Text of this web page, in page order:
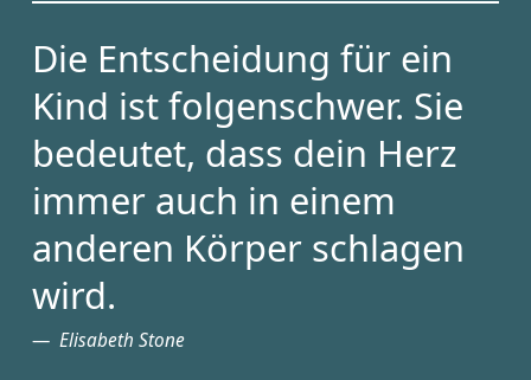
Die Entscheidung für ein
Kind ist folgenschwer. Sie
bedeutet, dass dein Herz
immer auch in einem
anderen Körper schlagen
wird.
Elisabeth Stone